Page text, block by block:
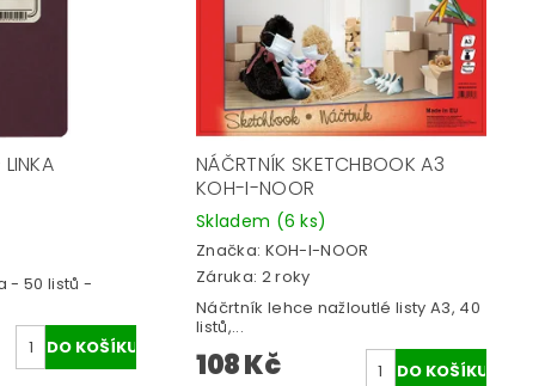
- 50 listů -
NÁČRTNÍK SKETCHBOOK A3
KOH-I-NOOR
Skladem (6 ks)
Značka: KOH-I-NOOR
Záruka: 2 roky
Náčrtník lehce nažloutlé listy A3, 40
listů,...
108 Kč